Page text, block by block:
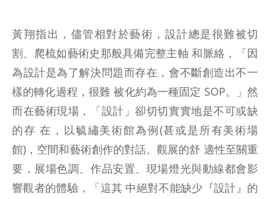
黃翔指出，儘管相對於藝術，設計總是很難被切
割、爬梳如藝術史那般具備完整主軸 和脈絡，「因
為設計是為了解決問題而存在，會不斷創造出不一
樣的轉化過程，很難 被化約為一種固定 SOP。」然
而在藝術現場，「設計」卻切切實實地是不可或缺
的存 在，以毓繡美術館為例(甚或是所有美術場
館)，空間和藝術創作的對話、觀展的舒 適性至關重
要，展場色調、作品安置、現場燈光與動線都會影
響觀者的體驗，「這其 中絕對不能缺少『設計』的